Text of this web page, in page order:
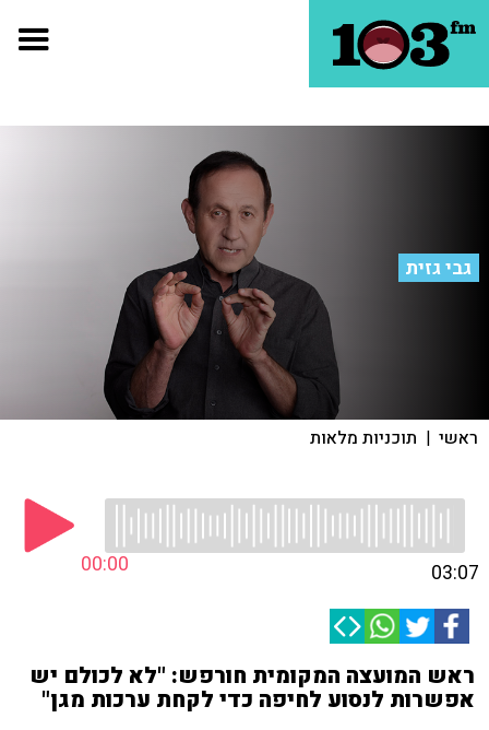
גבי גזית
ראשי | תוכניות מלאות
00:00 03:07
ראש המועצה המקומית חורפש: "לא לכולם יש
אפשרות לנסוע לחיפה כדי לקחת ערכות מגן"